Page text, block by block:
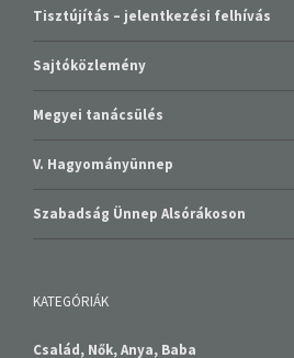
Tisztújítás – jelentkezési felhívás
Sajtóközlemény
Megyei tanácsülés
V. Hagyományünnep
Szabadság Ünnep Alsórákoson
KATEGÓRIÁK
Család, Nők, Anya, Baba